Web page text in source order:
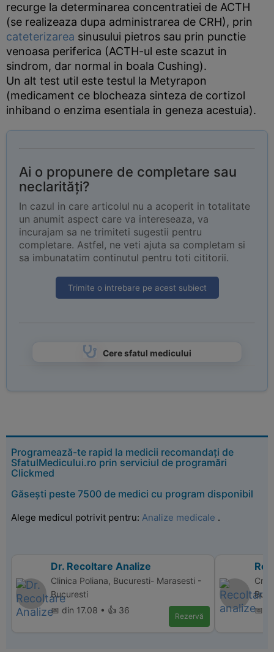
recurge la determinarea concentratiei de ACTH
(se realizeaza dupa administrarea de CRH), prin
cateterizarea sinusului pietros sau prin punctie
venoasa periferica (ACTH-ul este scazut in
sindrom, dar normal in boala Cushing).
Un alt test util este testul la Metyrapon
(medicament ce blocheaza sinteza de cortizol
inhiband o enzima esentiala in geneza acestuia).
Ai o propunere de completare sau
neclarități?
In cazul in care articolul nu a acoperit in totalitate
un anumit aspect care va intereseaza, va
incurajam sa ne trimiteti sugestii pentru
completare. Astfel, ne veti ajuta sa completam si
sa imbunatatim continutul pentru toti cititorii.
Trimite o intrebare pe acest subiect
Cere sfatul medicului
Programează-te rapid la medicii recomandați de
SfatulMedicului.ro prin serviciul de programări
Clickmed
Găsești peste 7500 de medici cu program disponibil
Alege medicul potrivit pentru: Analize medicale .
Dr. Recoltare Analize
Clinica Poliana, Bucuresti- Marasesti -
Bucuresti
📅 din 17.08 • 👍 36
Rezervă
Cris
📅